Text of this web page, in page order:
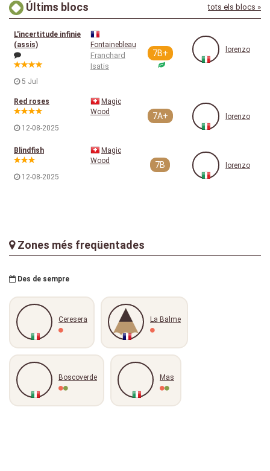
Últims blocs tots els blocs »
L'incertitude infinie
(assis)
5 Jul
Fontainebleau
Franchard
Isatis
7B+ lorenzo
Red roses
12-08-2025
Magic
Wood
7A+ lorenzo
Blindfish
12-08-2025
Magic
Wood
7B lorenzo
Zones més freqüentades
Des de sempre
Ceresera La Balme
Boscoverde Mas